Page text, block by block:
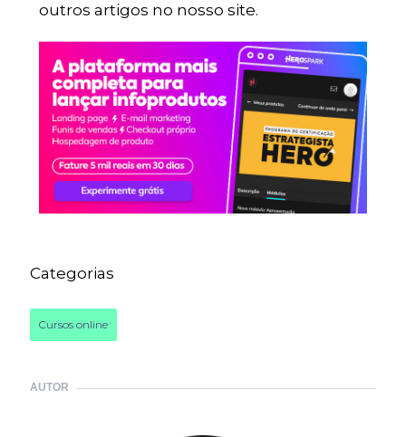
outros artigos no nosso site.
Categorias
Cursos online
AUTOR